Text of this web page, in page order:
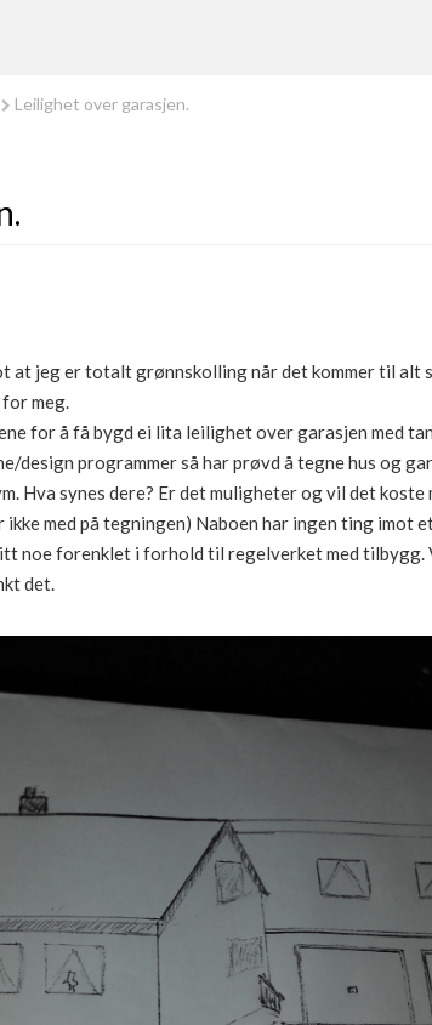
Leilighet over garasjen.
at jeg er totalt grønnskolling når det kommer til alt
meg.
for å få bygd ei lita leilighet over garasjen med
design programmer så har prøvd å tegne hus og
Hva synes dere? Er det muligheter og vil det koste
ikke med på tegningen) Naboen har ingen ting
noe forenklet i forhold til regelverket med tilbygg.
det.